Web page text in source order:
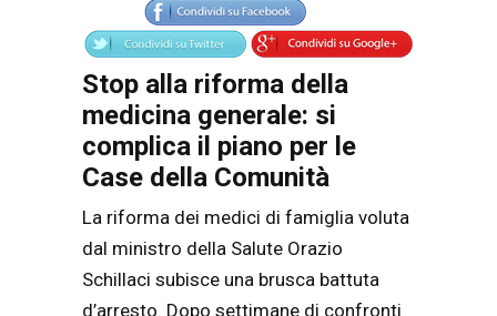
Stop alla riforma della
medicina generale: si
complica il piano per le
Case della Comunità
La riforma dei medici di famiglia voluta
dal ministro della Salute Orazio
Schillaci subisce una brusca battuta
d’arresto. Dopo settimane di confronti